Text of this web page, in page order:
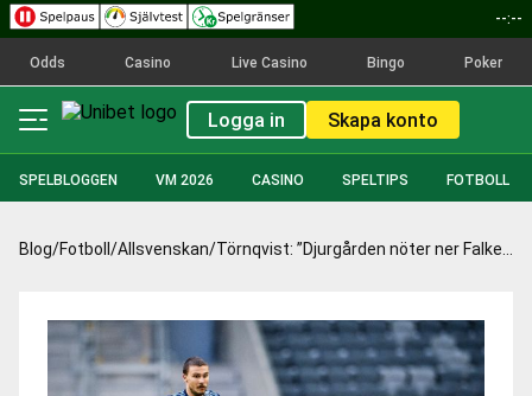
--:--
Odds Casino Live Casino Bingo Poker
Logga in Skapa konto
SPELBLOGGEN VM 2026 CASINO SPELTIPS FOTBOLL
Blog/Fotboll /Allsvenskan/